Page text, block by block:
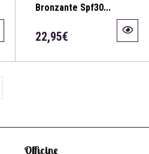
Bronzante Spf30...
22,95€
Officine